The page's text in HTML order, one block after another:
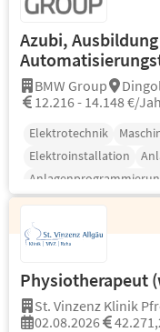
Azubi,
BMW Group
12.216 - 14.148 €/
Elektrotechnik
Elektroinstallation
Physiotherapeut
St. Vinzenz Klinik
02.08.2026